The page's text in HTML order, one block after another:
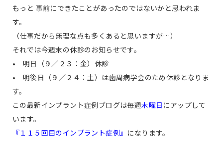
もっと 事前にできたことがあったのではないかと思われま
す。
（仕事だから無理な点も多くあると思いますが…）
それでは今週末の休診のお知らせです。
• 明日（９／２３：金）休診
• 明後日（９／２４：土）は歯周病学会のため休診となりま
す。
この最新インプラント症例ブログは毎週木曜日 にアップして
います。
『１１５回目のインプラント症例』 になります。